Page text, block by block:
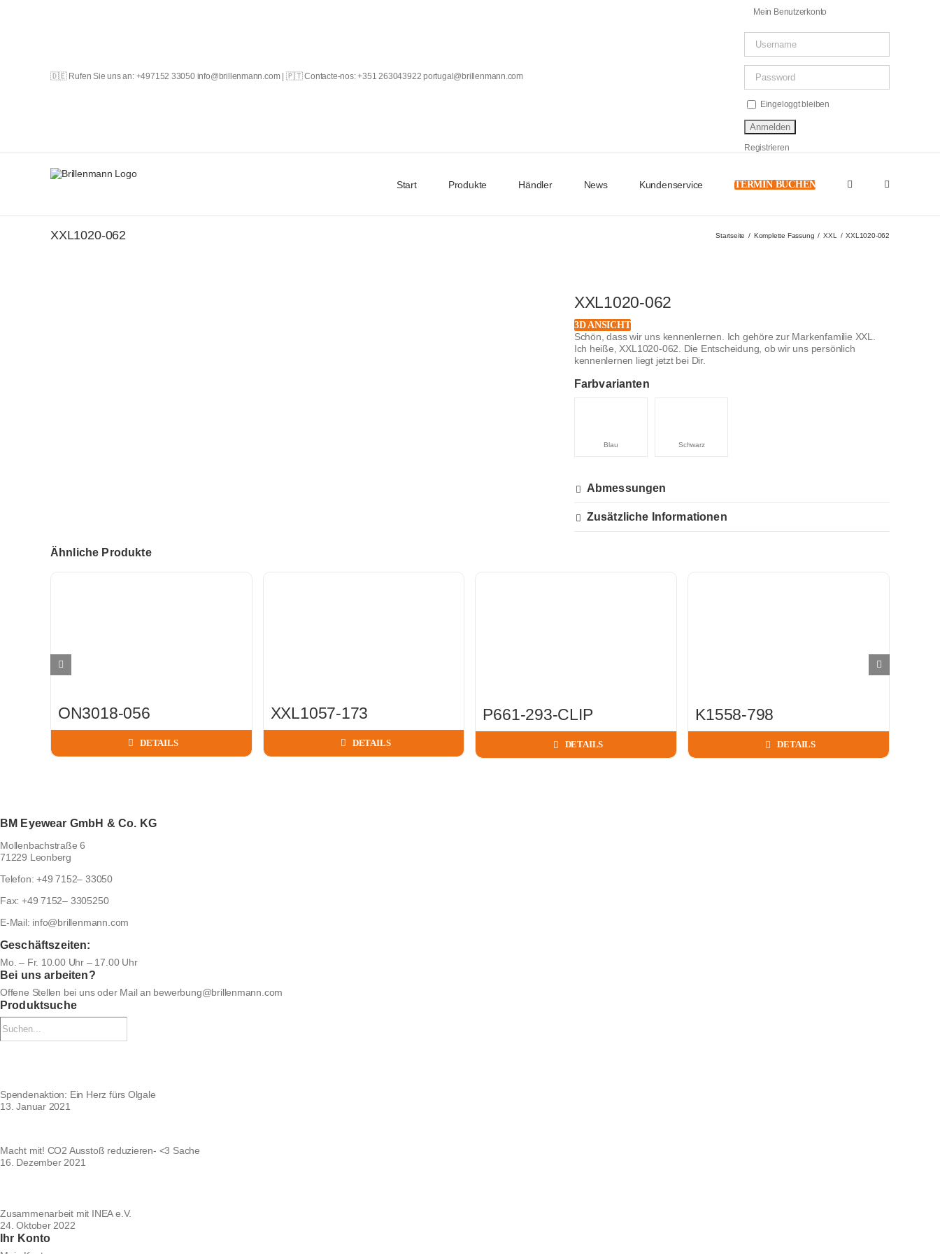
🇩🇪 Rufen Sie uns an: +497152 33050 info@brillenmann.com | 🇵🇹 Contacte-nos: +351 263043922 portugal@brillenmann.com
Mein Benutzerkonto
Eingeloggt bleiben
Registrieren
Start Produkte Händler News Kundenservice TERMIN BUCHEN
XXL1020-062 Startseite Komplette Fassung XXL XXL1020-062
XXL1020-062
3D ANSICHT
Schön, dass wir uns kennenlernen. Ich gehöre zur Markenfamilie XXL.
Ich heiße, XXL1020-062. Die Entscheidung, ob wir uns persönlich
kennenlernen liegt jetzt bei Dir.
Farbvarianten
Blau Schwarz
Abmessungen
Zusätzliche Informationen
Ähnliche Produkte
ON3018-056
DETAILS
XXL1057-173
DETAILS
P661-293-CLIP
DETAILS
K1558-798
DETAILS
BM Eyewear GmbH & Co. KG
Mollenbachstraße 6
71229 Leonberg
Telefon:+49 7152– 33050
Fax: +49 7152– 3305250
E-Mail: info@brillenmann.com
Geschäftszeiten:
Mo. – Fr. 10.00 Uhr – 17.00 Uhr
Bei uns arbeiten?
Offene Stellen bei unsoder Mail an bewerbung@brillenmann.com
Produktsuche
Spendenaktion: Ein Herz fürs Olgale
13. Januar 2021
Macht mit! CO2 Ausstoß reduzieren- <3 Sache
16. Dezember 2021
Zusammenarbeit mit INEA e.V.
24. Oktober 2022
Ihr Konto